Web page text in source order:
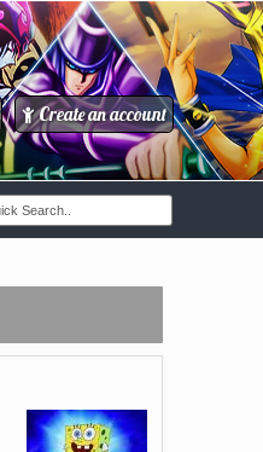
/ Create an account